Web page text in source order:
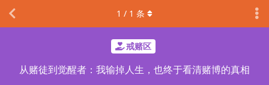
戒赌区
从赌徒到觉醒者：我输掉人生，也终于看清赌博的真相
1 / 1 条